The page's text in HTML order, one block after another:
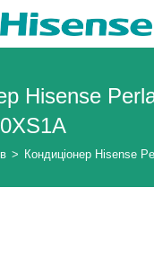
Hisense
> Кондиціонер Hisense